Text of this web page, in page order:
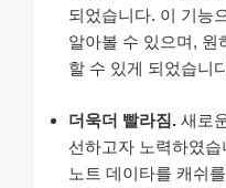
되었습니다. 이 기능
알아볼 수 있으며, 원
할 수 있게 되었습니
더욱더 빨라짐. 새로
선하고자 노력하였
노트 데이타를 캐쉬